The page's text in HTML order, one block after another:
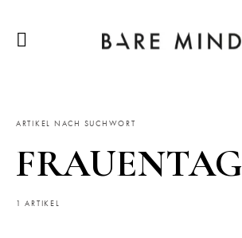
ARTIKEL NACH SUCHWORT
FRAUENTAG
1 ARTIKEL